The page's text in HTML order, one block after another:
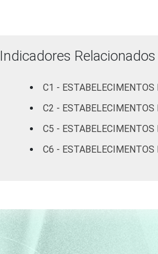
Fonte: CGI.br/NIC.br, Centro
Indicadores Relacionados
C1 - ESTABELECIMENTOS
C2 - ESTABELECIMENTOS
C5 - ESTABELECIMENTOS
C6 - ESTABELECIMENTOS